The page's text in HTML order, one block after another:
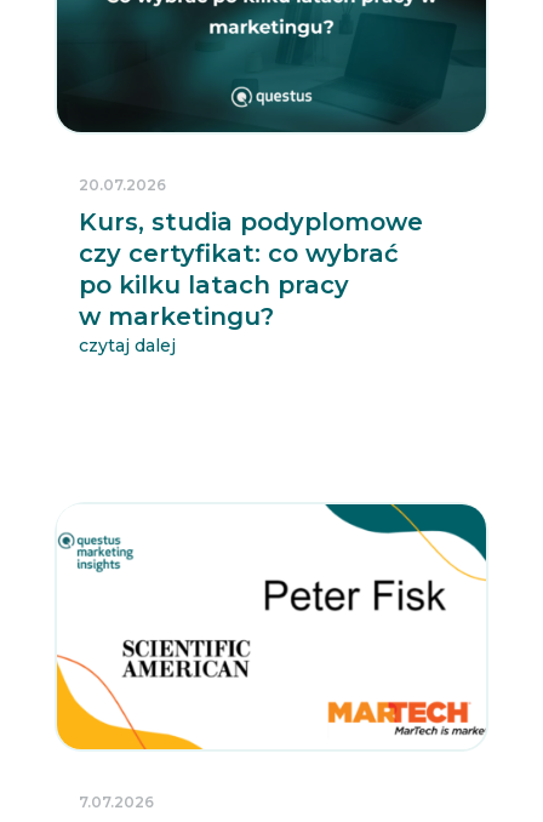
Kurs, studia podyplomowe
czy certyfikat: co wybrać
po kilku latach pracy
w marketingu?
20.07.2026
czytaj dalej
7.07.2026